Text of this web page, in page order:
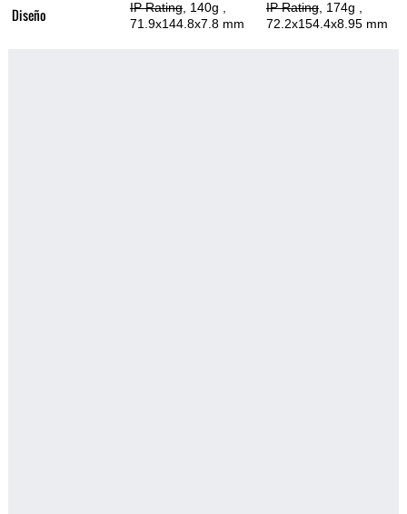
Diseño IP Rating, 140g
71.9x144.8x7.8 mm
IP Rating, 174g
72.2x154.4x8.95 mm